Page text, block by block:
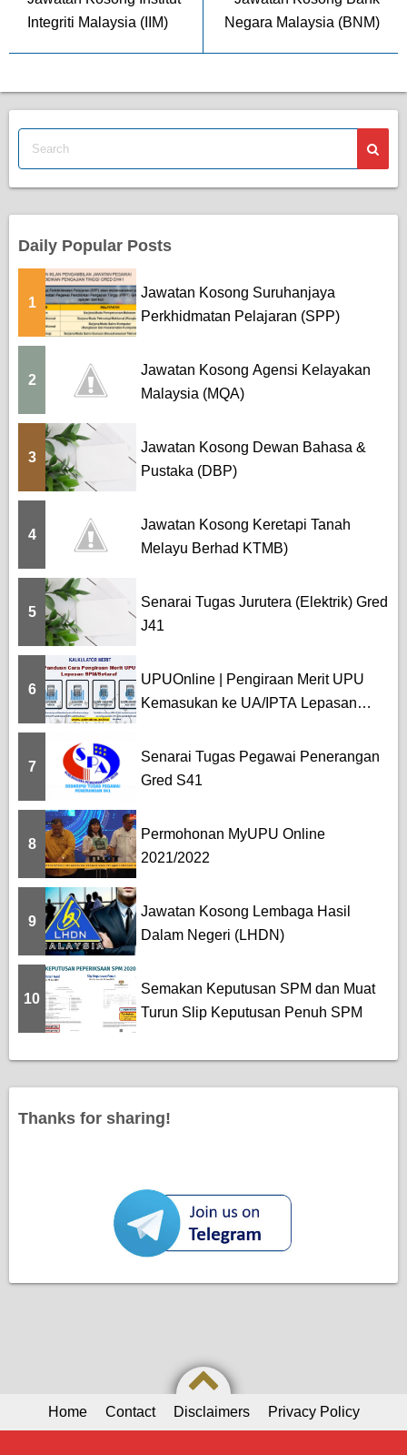
Integriti Malaysia (IIM)
Negara Malaysia (BNM)
Daily Popular Posts
1
Jawatan Kosong Suruhanjaya
Perkhidmatan Pelajaran (SPP)
2
Jawatan Kosong Agensi Kelayakan
Malaysia (MQA)
3
Jawatan Kosong Dewan Bahasa &
Pustaka (DBP)
4
Jawatan Kosong Keretapi Tanah
Melayu Berhad KTMB)
5
Senarai Tugas Jurutera (Elektrik) Gred
J41
6
UPUOnline | Pengiraan Merit UPU
Kemasukan ke UA/IPTA Lepasan
7
Senarai Tugas Pegawai Penerangan
Gred S41
8
Permohonan MyUPU Online
2021/2022
9
Jawatan Kosong Lembaga Hasil
Dalam Negeri (LHDN)
10
Semakan Keputusan SPM dan Muat
Turun Slip Keputusan Penuh SPM
Thanks for sharing!
Home Contact Disclaimers Privacy Policy